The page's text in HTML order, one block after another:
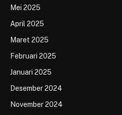
Mei 2025
April 2025
Maret 2025
Februari 2025
Januari 2025
Desember 2024
November 2024